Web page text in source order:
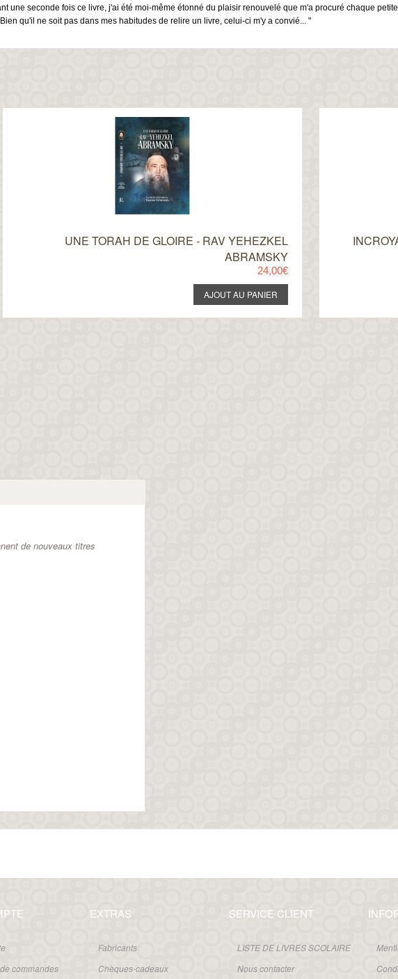
une seconde fois ce livre, j'ai été moi-même étonné du plaisir renouvelé que m'a procuré chaque
qu'il ne soit pas dans mes habitudes de relire un livre, celui-ci m'y a convié... "
UNE TORAH DE GLOIRE - RAV YEHEZKEL
ABRAMSKY
24,00€
de nouveaux titres
commandes
EXTRAS
Fabricants
Chèques-cadeaux
SERVICE CLIENT
LISTE DE LIVRES SCOLAIRE
Nous contacter